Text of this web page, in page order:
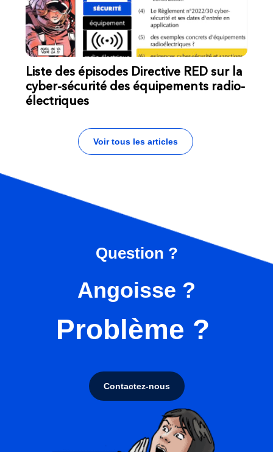
Liste des épisodes Directive RED sur la
cyber-sécurité des équipements radio-
électriques
Voir tous les articles
Question ?
Angoisse ?
Problème ?
Contactez-nous